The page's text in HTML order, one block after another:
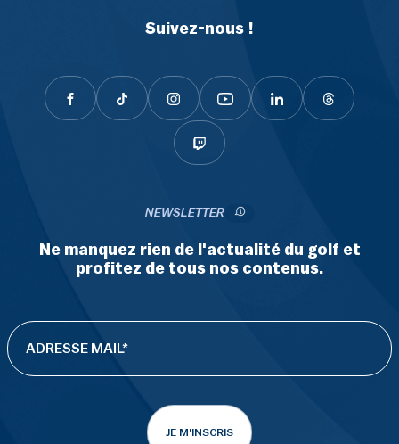
Suivez-nous !
NEWSLETTER
Ne manquez rien de l'actualité du golf et
profitez de tous nos contenus.
JE M'INSCRIS